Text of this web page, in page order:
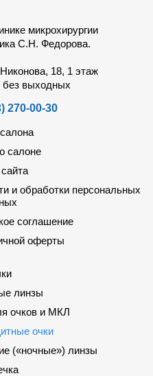
микрохирургии
С.Н. Федорова.
18, 1 этаж
без выходных
270-00-30
салоне
и обработки персональных
соглашение
оферты
линзы
очков и МКЛ
очки
(«ночные») линзы